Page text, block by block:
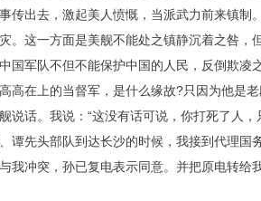
传出去，激起美人愤慨，当派武力前来镇
。这一方面是美舰不能处之镇静沉着之咎
国军队不但不能保护中国的人民，反倒欺
高在上的当督军，是什么缘故?只因为他是
说话。我说：“这没有话可说，你打死了人，
谭先头部队到达长沙的时候，我接到代理
我冲突，孙已复电表示同意。并把原电转